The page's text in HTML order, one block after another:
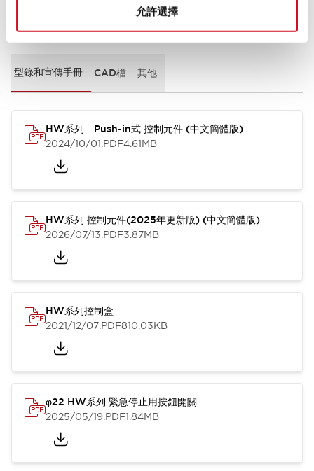
允許選擇
型錄和宣傳手冊 CAD檔 其他
HW系列 Push-in式 控制元件 (中文簡體版)
2024/10/01.PDF4.61MB
HW系列 控制元件(2025年更新版) (中文簡體版)
2026/07/13.PDF3.87MB
HW系列控制盒
2021/12/07.PDF810.03KB
φ22 HW系列 緊急停止用按鈕開關
2025/05/19.PDF1.84MB